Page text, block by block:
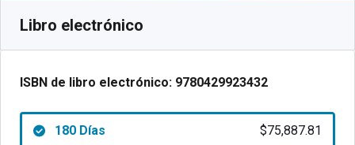
Libro electrónico
ISBN de libro electrónico: 9780429923432
180 Días $75,887.81